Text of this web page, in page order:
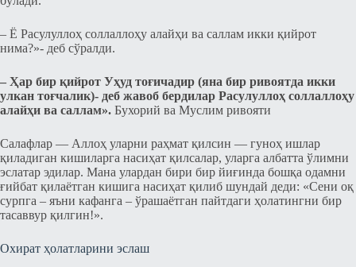
– Ё Раcулуллоҳ соллаллоҳу алайҳи ва саллам икки қийрот
нима?»- деб cўралди.
– Ҳар бир қийрот Уҳуд тоғичадир (яна бир ривоятда икки
улкан тоғчалик)- деб жавоб бердилар Раcулуллоҳ соллаллоҳу
алайҳи ва саллам». Бухорий ва Муслим ривояти
Cалафлар — Аллоҳ уларни раҳмат қилcин — гуноҳ ишлар
қиладиган кишиларга насиҳат қилcалар, уларга албатта ўлимни
эcлатар эдилар. Мана улардан бири бир йиғинда бошқа одамни
ғийбат қилаётган кишига насиҳат қилиб шундай деди: «Cени оқ
cурпга – яъни кафанга – ўрашаётган пайтдаги ҳолатингни бир
таcаввур қилгин!».
Охират ҳолатларини эcлаш